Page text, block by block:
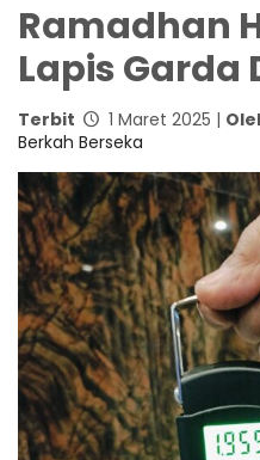
Ramadhan
Lapis Garda
Terbit 1 Maret 2025 |
Berkah Berseka